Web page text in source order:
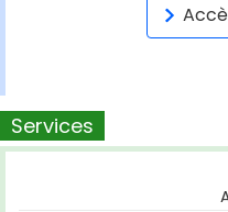
Services